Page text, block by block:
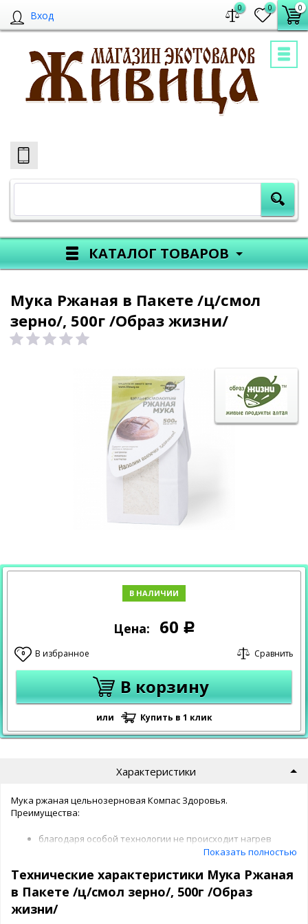
Вход
0 0 0
КАТАЛОГ ТОВАРОВ
Мука Ржаная в Пакете /ц/смол
зерно/, 500г /Образ жизни/
В НАЛИЧИИ
Цена: 60 Р
0 В избранное Сравнить
В корзину
или Купить в 1 клик
Характеристики
Мука ржаная цельнозерновая Компас Здоровья.
Преимущества:
благодаря особой технологии не происходит нагрев
помогает контролировать вес;
содержит оболочку зерна, эндосперм и зародыш.
Зародыш: содержит витамины и полиненасыщенные кислоты и
Показать полностью
Технические характеристики Мука Ржаная
в Пакете /ц/смол зерно/, 500г /Образ
жизни/